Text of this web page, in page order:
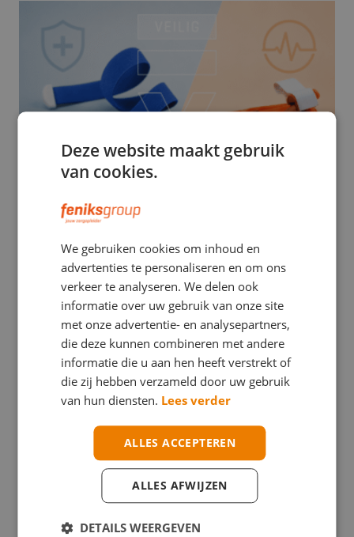
Stuwband versus tourniquet: een verwarrend
verschil met mogelijk ernstige gevolgen
Deze website maakt gebruik
van cookies.
We gebruiken cookies om inhoud en
advertenties te personaliseren en om ons
verkeer te analyseren. We delen ook
informatie over uw gebruik van onze site
met onze advertentie- en analysepartners,
die deze kunnen combineren met andere
informatie die u aan hen heeft verstrekt of
die zij hebben verzameld door uw gebruik
van hun diensten. Lees verder
ALLES ACCEPTEREN
ALLES AFWIJZEN
DETAILS WEERGEVEN